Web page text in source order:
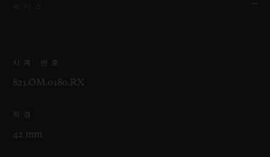
시계 번호
821.OM.0180.RX
직경
42 mm